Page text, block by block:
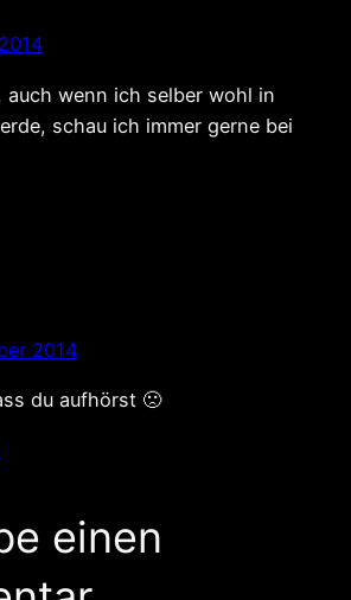
auch wenn ich selber wohl in
schau ich immer gerne bei
2014
du aufhörst 🙁
einen